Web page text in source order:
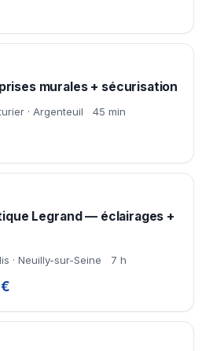
murales + sécurisation
· Argenteuil 45 min
Legrand — éclairages +
· Neuilly-sur-Seine 7 h